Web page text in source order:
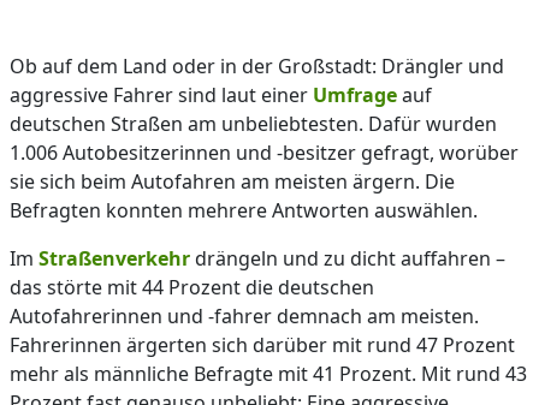
Ob auf dem Land oder in der Großstadt: Drängler und
aggressive Fahrer sind laut einer Umfrageauf
deutschen Straßen am unbeliebtesten. Dafür wurden
1.006 Autobesitzerinnen und -besitzer gefragt, worüber
sie sich beim Autofahren am meisten ärgern. Die
Befragten konnten mehrere Antworten auswählen.
Im Straßenverkehrdrängeln und zu dicht auffahren –
das störte mit 44 Prozent die deutschen
Autofahrerinnen und -fahrer demnach am meisten.
Fahrerinnen ärgerten sich darüber mit rund 47 Prozent
mehr als männliche Befragte mit 41 Prozent. Mit rund 43